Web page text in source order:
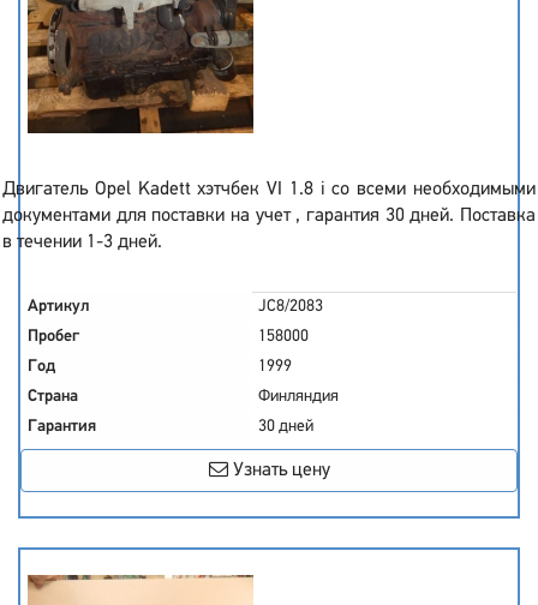
Двигатель Opel Kadett хэтчбек VI 1.8 i со всеми необходимыми
документами для поставки на учет , гарантия 30 дней. Поставка
в течении 1-3 дней.
Артикул
JC8/2083
Пробег
158000
Год
1999
Страна
Финляндия
Гарантия
30 дней
Узнать цену